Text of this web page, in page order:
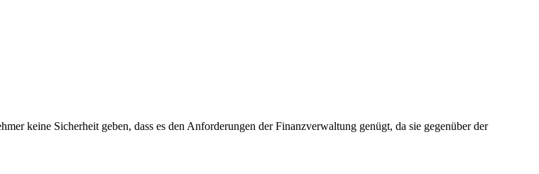
keine Sicherheit geben, dass es den Anforderungen der Finanzverwaltung genügt, da sie gegenüber der